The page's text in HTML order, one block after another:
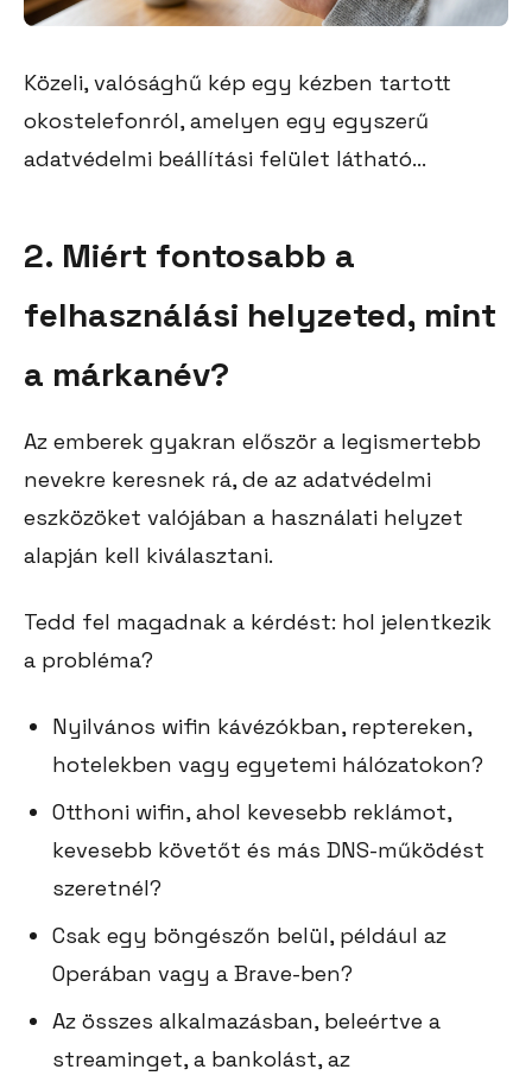
Közeli, valósághű kép egy kézben tartott
okostelefonról, amelyen egy egyszerű
adatvédelmi beállítási felület látható...
2. Miért fontosabb a
felhasználási helyzeted, mint
a márkanév?
Az emberek gyakran először a legismertebb
nevekre keresnek rá, de az adatvédelmi
eszközöket valójában a használati helyzet
alapján kell kiválasztani.
Tedd fel magadnak a kérdést: hol jelentkezik
a probléma?
Nyilvános wifin kávézókban, reptereken,
hotelekben vagy egyetemi hálózatokon?
Otthoni wifin, ahol kevesebb reklámot,
kevesebb követőt és más DNS-működést
szeretnél?
Csak egy böngészőn belül, például az
Operában vagy a Brave-ben?
Az összes alkalmazásban, beleértve a
streaminget, a bankolást, az